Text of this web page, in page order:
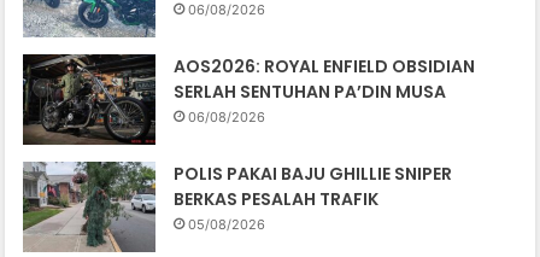
06/08/2026
AOS2026: ROYAL ENFIELD OBSIDIAN
SERLAH SENTUHAN PA’DIN MUSA
06/08/2026
POLIS PAKAI BAJU GHILLIE SNIPER
BERKAS PESALAH TRAFIK
05/08/2026